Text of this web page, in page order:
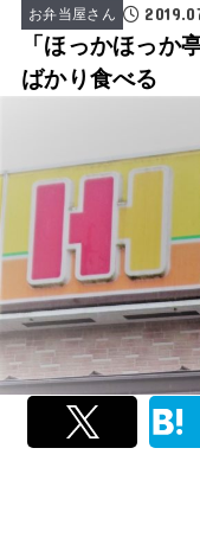
お弁当屋さん
「ほっかほっか
ばかり食べる